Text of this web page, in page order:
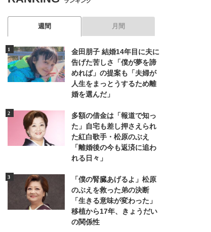
週間 月間
金田朋子 結婚14年目に夫に
告げた苦しさ「僕が夢を諦
めれば」の提案も「夫婦が
人生をまっとうするため離
婚を選んだ」
多額の借金は「報道で知っ
た」自宅も差し押さえられ
た紅白歌手・松原のぶえ
「離婚後の今も返済に追わ
れる日々」
「僕の腎臓あげるよ」松原
のぶえを救った弟の決断
「生きる意味が変わった」
移植から17年、きょうだい
の関係性